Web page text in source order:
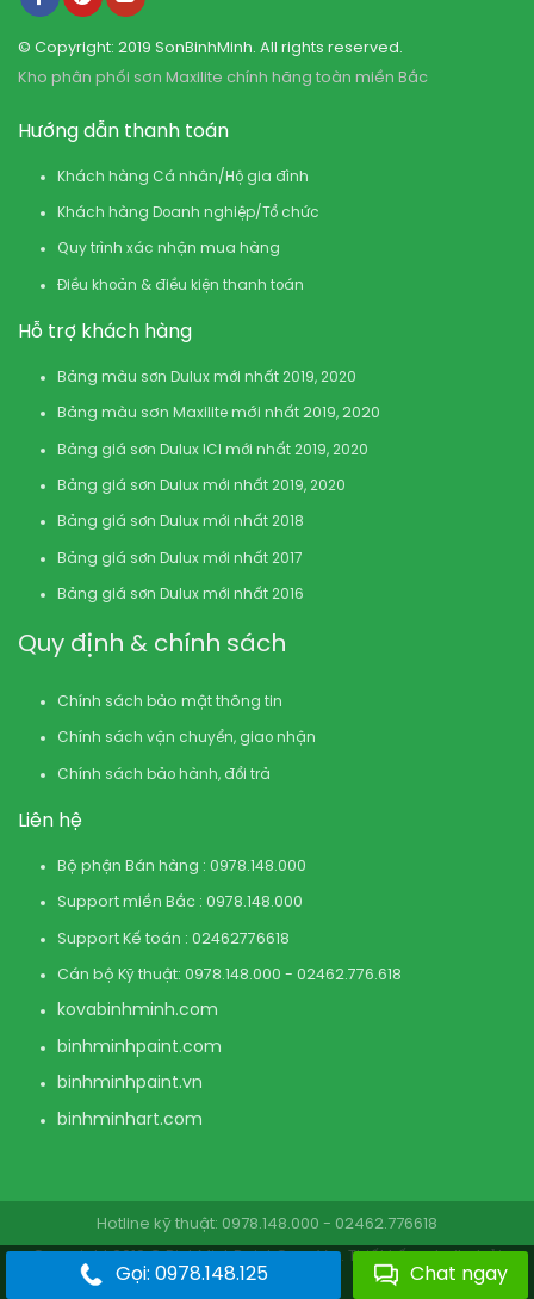
© Copyright: 2019 SonBinhMinh. All rights reserved.
Kho phân phối sơn Maxilite chính hãng toàn miền Bắc
Hướng dẫn thanh toán
Khách hàng Cá nhân/Hộ gia đình
Khách hàng Doanh nghiệp/Tổ chức
Quy trình xác nhận mua hàng
Điều khoản & điều kiện thanh toán
Hỗ trợ khách hàng
Bảng màu sơn Dulux mới nhất 2019, 2020
Bảng màu sơn Maxilite mới nhất 2019, 2020
Bảng giá sơn Dulux ICI mới nhất 2019, 2020
Bảng giá sơn Dulux mới nhất 2019, 2020
Bảng giá sơn Dulux mới nhất 2018
Bảng giá sơn Dulux mới nhất 2017
Bảng giá sơn Dulux mới nhất 2016
Quy định & chính sách
Chính sách bảo mật thông tin
Chính sách vận chuyển, giao nhận
Chính sách bảo hành, đổi trả
Liên hệ
Bộ phận Bán hàng : 0978.148.000
Support miền Bắc : 0978.148.000
Support Kế toán : 02462776618
Cán bộ Kỹ thuật: 0978.148.000 - 02462.776.618
kovabinhminh.com
binhminhpaint.com
binhminhpaint.vn
binhminhart.com
Hotline kỹ thuật: 0978.148.000 - 02462.776618
Copyright 2019 © BinhMinhPaint.Com.Vn . Thiết kế website bởi
BinhMinhPaint.Com
Gọi: 0978.148.125 Chat ngay